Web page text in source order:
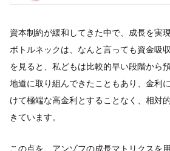
資本制約が緩和してきた中で、成長を実
ボトルネックは、なんと言っても資金吸
を見ると、私どもは比較的早い段階から
地道に取り組んできたこともあり、金利
けて極端な高金利とすることなく、相対
きています。
この点を、アンゾフの成長マトリクスを